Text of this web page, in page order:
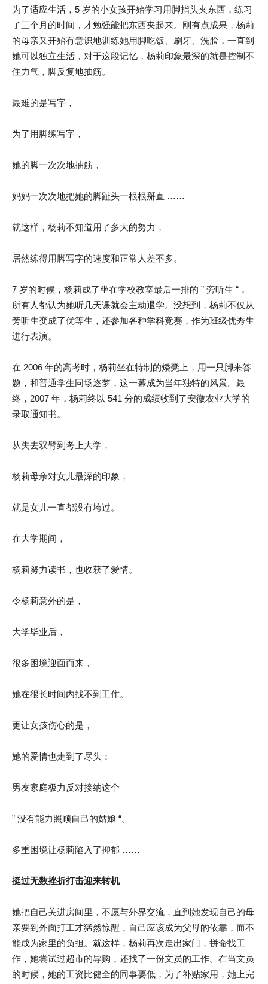
为了适应生活，5 岁的小女孩开始学习用脚指头夹东西，练习
了三个月的时间，才勉强能把东西夹起来。刚有点成果，杨莉
的母亲又开始有意识地训练她用脚吃饭、刷牙、洗脸，一直到
她可以独立生活，对于这段记忆，杨莉印象最深的就是控制不
住力气，脚反复地抽筋。
最难的是写字，
为了用脚练写字，
她的脚一次次地抽筋，
妈妈一次次地把她的脚趾头一根根掰直 ……
就这样，杨莉不知道用了多大的努力，
居然练得用脚写字的速度和正常人差不多。
7 岁的时候，杨莉成了坐在学校教室最后一排的 ” 旁听生 “，
所有人都认为她听几天课就会主动退学。没想到，杨莉不仅从
旁听生变成了优等生，还参加各种学科竞赛，作为班级优秀生
进行表演。
在 2006 年的高考时，杨莉坐在特制的矮凳上，用一只脚来答
题，和普通学生同场逐梦，这一幕成为当年独特的风景。最
终，2007 年，杨莉终以 541 分的成绩收到了安徽农业大学的
录取通知书。
从失去双臂到考上大学，
杨莉母亲对女儿最深的印象，
就是女儿一直都没有垮过。
在大学期间，
杨莉努力读书，也收获了爱情。
令杨莉意外的是，
大学毕业后，
很多困境迎面而来，
她在很长时间内找不到工作。
更让女孩伤心的是，
她的爱情也走到了尽头：
男友家庭极力反对接纳这个
” 没有能力照顾自己的姑娘 “。
多重困境让杨莉陷入了抑郁 ……
挺过无数挫折打击迎来转机
她把自己关进房间里，不愿与外界交流，直到她发现自己的母
亲要到外面打工才猛然惊醒，自己应该成为父母的依靠，而不
能成为家里的负担。就这样，杨莉再次走出家门，拼命找工
作，她尝试过超市的导购，还找了一份文员的工作。在当文员
的时候，她的工资比健全的同事要低，为了补贴家用，她上完